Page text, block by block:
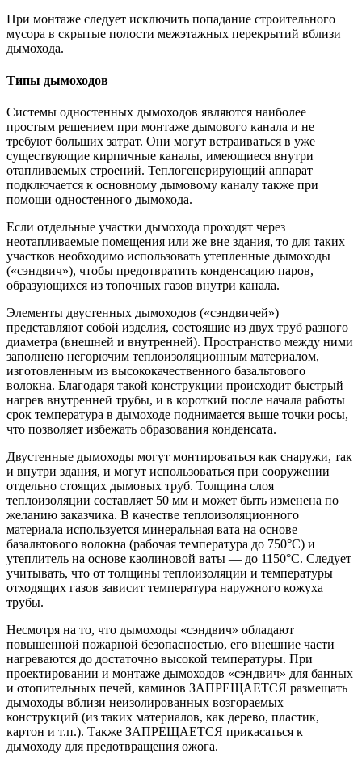
При монтаже следует исключить попадание строительного
мусора в скрытые полости межэтажных перекрытий вблизи
дымохода.
Типы дымоходов
Системы одностенных дымоходов являются наиболее
простым решением при монтаже дымового канала и не
требуют больших затрат. Они могут встраиваться в уже
существующие кирпичные каналы, имеющиеся внутри
отапливаемых строений. Теплогенерирующий аппарат
подключается к основному дымовому каналу также при
помощи одностенного дымохода.
Если отдельные участки дымохода проходят через
неотапливаемые помещения или же вне здания, то для таких
участков необходимо использовать утепленные дымоходы
(«сэндвич»), чтобы предотвратить конденсацию паров,
образующихся из топочных газов внутри канала.
Элементы двустенных дымоходов («сэндвичей»)
представляют собой изделия, состоящие из двух труб разного
диаметра (внешней и внутренней). Пространство между ними
заполнено негорючим теплоизоляционным материалом,
изготовленным из высококачественного базальтового
волокна. Благодаря такой конструкции происходит быстрый
нагрев внутренней трубы, и в короткий после начала работы
срок температура в дымоходе поднимается выше точки росы,
что позволяет избежать образования конденсата.
Двустенные дымоходы могут монтироваться как снаружи, так
и внутри здания, и могут использоваться при сооружении
отдельно стоящих дымовых труб. Толщина слоя
теплоизоляции составляет 50 мм и может быть изменена по
желанию заказчика. В качестве теплоизоляционного
материала используется минеральная вата на основе
базальтового волокна (рабочая температура до 750°С) и
утеплитель на основе каолиновой ваты — до 1150°С. Следует
учитывать, что от толщины теплоизоляции и температуры
отходящих газов зависит температура наружного кожуха
трубы.
Несмотря на то, что дымоходы «сэндвич» обладают
повышенной пожарной безопасностью, его внешние части
нагреваются до достаточно высокой температуры. При
проектировании и монтаже дымоходов «сэндвич» для банных
и отопительных печей, каминов ЗАПРЕЩАЕТСЯ размещать
дымоходы вблизи неизолированных возгораемых
конструкций (из таких материалов, как дерево, пластик,
картон и т.п.). Также ЗАПРЕЩАЕТСЯ прикасаться к
дымоходу для предотвращения ожога.